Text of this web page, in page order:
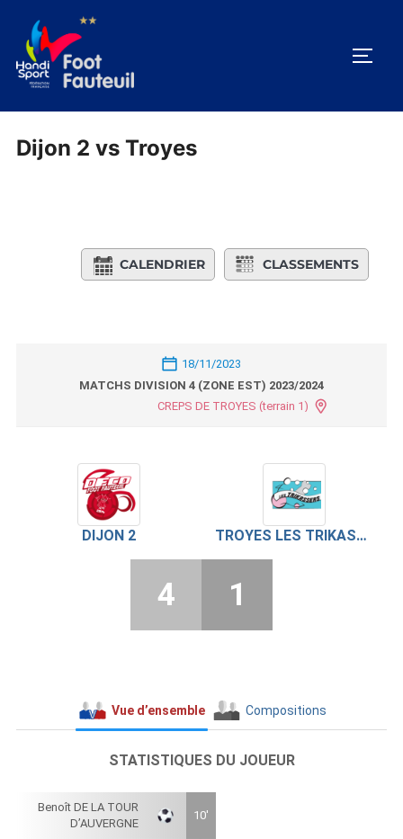
contenu
Dijon 2 vs Troyes
CALENDRIER CLASSEMENTS
18/11/2023
MATCHS DIVISION 4 (ZONE EST) 2023/2024
CREPS DE TROYES (terrain 1)
DIJON 2 TROYES LES TRIKASSERS
4 1
Vue d’ensemble Compositions
STATISTIQUES DU JOUEUR
Benoît DE LA TOUR
D’AUVERGNE
10'